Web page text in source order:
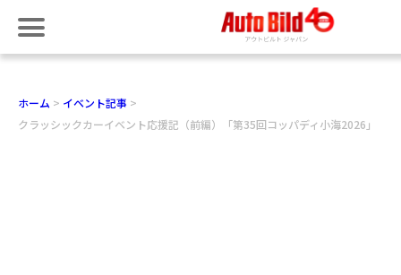
ホーム
イベント記事
クラッシックカーイベント応援記（前編）「第35回コッパディ小海2026」